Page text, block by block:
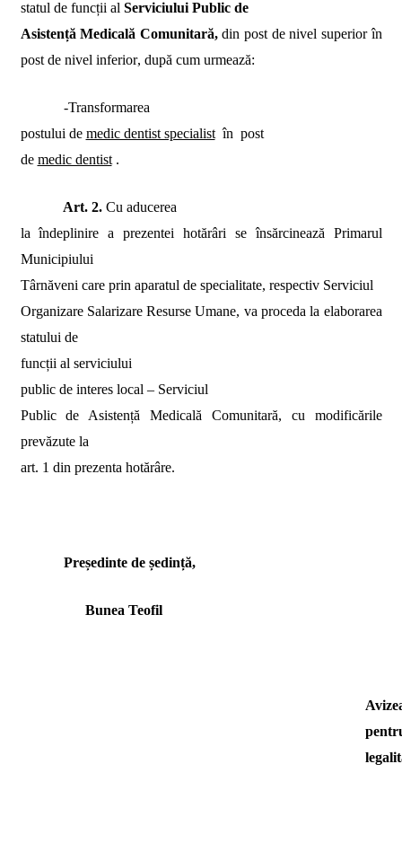
statul de funcții al Serviciului Public de
Asistență Medicală Comunitară,din post de nivel superior în
post de nivel inferior, după cum urmează:
-Transformarea
postului de medic dentist specialist în post
de medic dentist.
Art. 2. Cu aducerea
la îndeplinire a prezentei hotărâri se însărcinează Primarul
Municipiului
Târnăveni careprin aparatul de specialitate, respectiv Serviciul
Organizare Salarizare Resurse Umane, va proceda la elaborarea
statului de
funcții al serviciului
public de interes local – Serviciul
Public de Asistență Medicală Comunitară, cu modificările
prevăzute la
art. 1 din prezenta hotărâre.
Președinte de ședință,
Bunea Teofil